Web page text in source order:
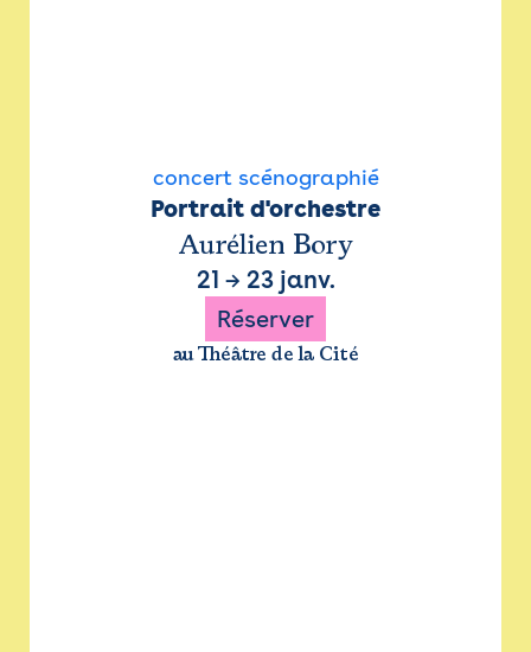
concert scénographié
Portrait d'orchestre
Aurélien Bory
21 → 23 janv.
Réserver
au Théâtre de la Cité